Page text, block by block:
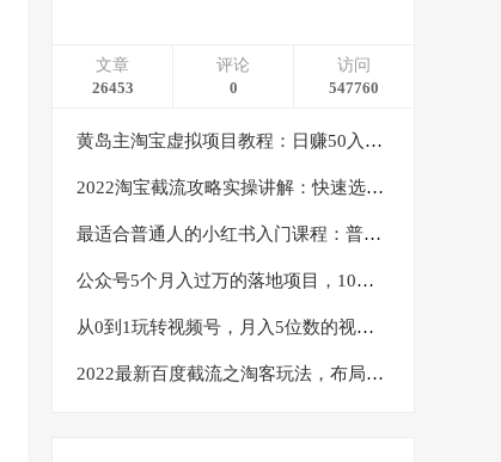
文章
26453
评论
0
访问
547760
黄岛主淘宝虚拟项目教程：日赚50入门基础班（两节课附配套资料）
2022淘宝截流攻略实操讲解：快速选品+直接复制+快速起店
最适合普通人的小红书入门课程：普通人如何通过做小红书年入50万
公众号5个月入过万的落地项目，10大获客渠道，实测涨粉21万
从0到1玩转视频号，月入5位数的视频号搬运项目，定位+选品+制作+变现全流程
2022最新百度截流之淘客玩法，布局流量一单利润可达300+【视频课程】